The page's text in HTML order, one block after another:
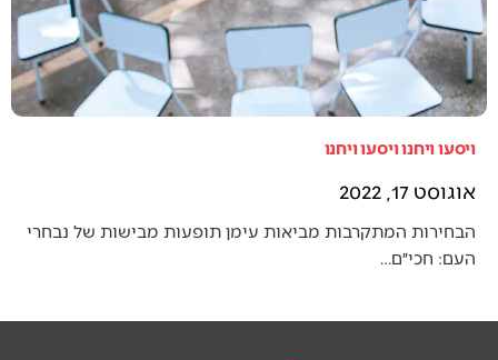
ויסעו ויחנו ויסעו ויחנו
אוגוסט 17, 2022
הבחירות המתקרבות מביאות עימן תופעות מבישות של נבחרי
העם: חכי״ם…